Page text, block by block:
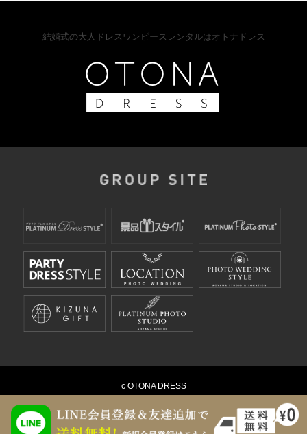
結婚式の大人ドレスワンピースレンタルはオトナドレス
c OTONA DRESS